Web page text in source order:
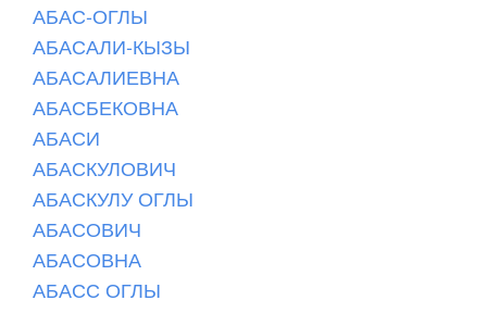
АБАС-ОГЛЫ
АБАСАЛИ-КЫЗЫ
АБАСАЛИЕВНА
АБАСБЕКОВНА
АБАСИ
АБАСКУЛОВИЧ
АБАСКУЛУ ОГЛЫ
АБАСОВИЧ
АБАСОВНА
АБАСС ОГЛЫ